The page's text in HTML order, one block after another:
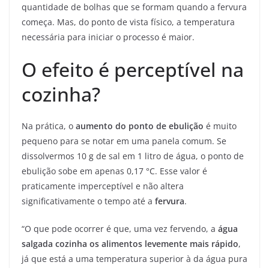
quantidade de bolhas que se formam quando a fervura
começa. Mas, do ponto de vista físico, a temperatura
necessária para iniciar o processo é maior.
O efeito é perceptível na
cozinha?
Na prática, o aumento do ponto de ebulição é muito
pequeno para se notar em uma panela comum. Se
dissolvermos 10 g de sal em 1 litro de água, o ponto de
ebulição sobe em apenas 0,17 °C. Esse valor é
praticamente imperceptível e não altera
significativamente o tempo até a fervura.
“O que pode ocorrer é que, uma vez fervendo, a água
salgada cozinha os alimentos levemente mais rápido,
já que está a uma temperatura superior à da água pura